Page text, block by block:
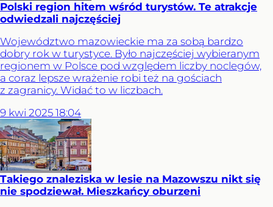
Polski region hitem wśród turystów. Te atrakcje
odwiedzali najczęściej
Województwo mazowieckie ma za sobą bardzo
dobry rok w turystyce. Było najczęściej wybieranym
regionem w Polsce pod względem liczby noclegów,
a coraz lepsze wrażenie robi też na gościach
z zagranicy. Widać to w liczbach.
9 kwi 2025 18:04
Takiego znaleziska w lesie na Mazowszu nikt się
nie spodziewał. Mieszkańcy oburzeni